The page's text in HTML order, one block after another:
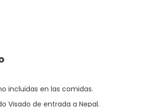
incluidas en las comidas.
Visado de entrada a Nepal.